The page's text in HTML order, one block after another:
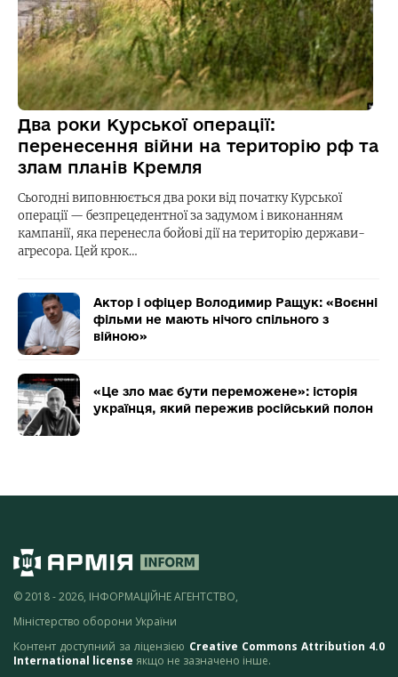
Два роки Курської операції:
перенесення війни на територію рф та
злам планів Кремля
Сьогодні виповнюється два роки від початку Курської
операції — безпрецедентної за задумом і виконанням
кампанії, яка перенесла бойові дії на територію держави-
агресора. Цей крок…
Актор і офіцер Володимир Ращук: «Воєнні
фільми не мають нічого спільного з
війною»
«Це зло має бути переможене»: історія
українця, який пережив російський полон
© 2018 - 2026, ІНФОРМАЦІЙНЕ АГЕНТСТВО,
Міністерство оборони України
Контент доступний за ліцензією Creative Commons Attribution 4.0
International license якщо не зазначено інше.